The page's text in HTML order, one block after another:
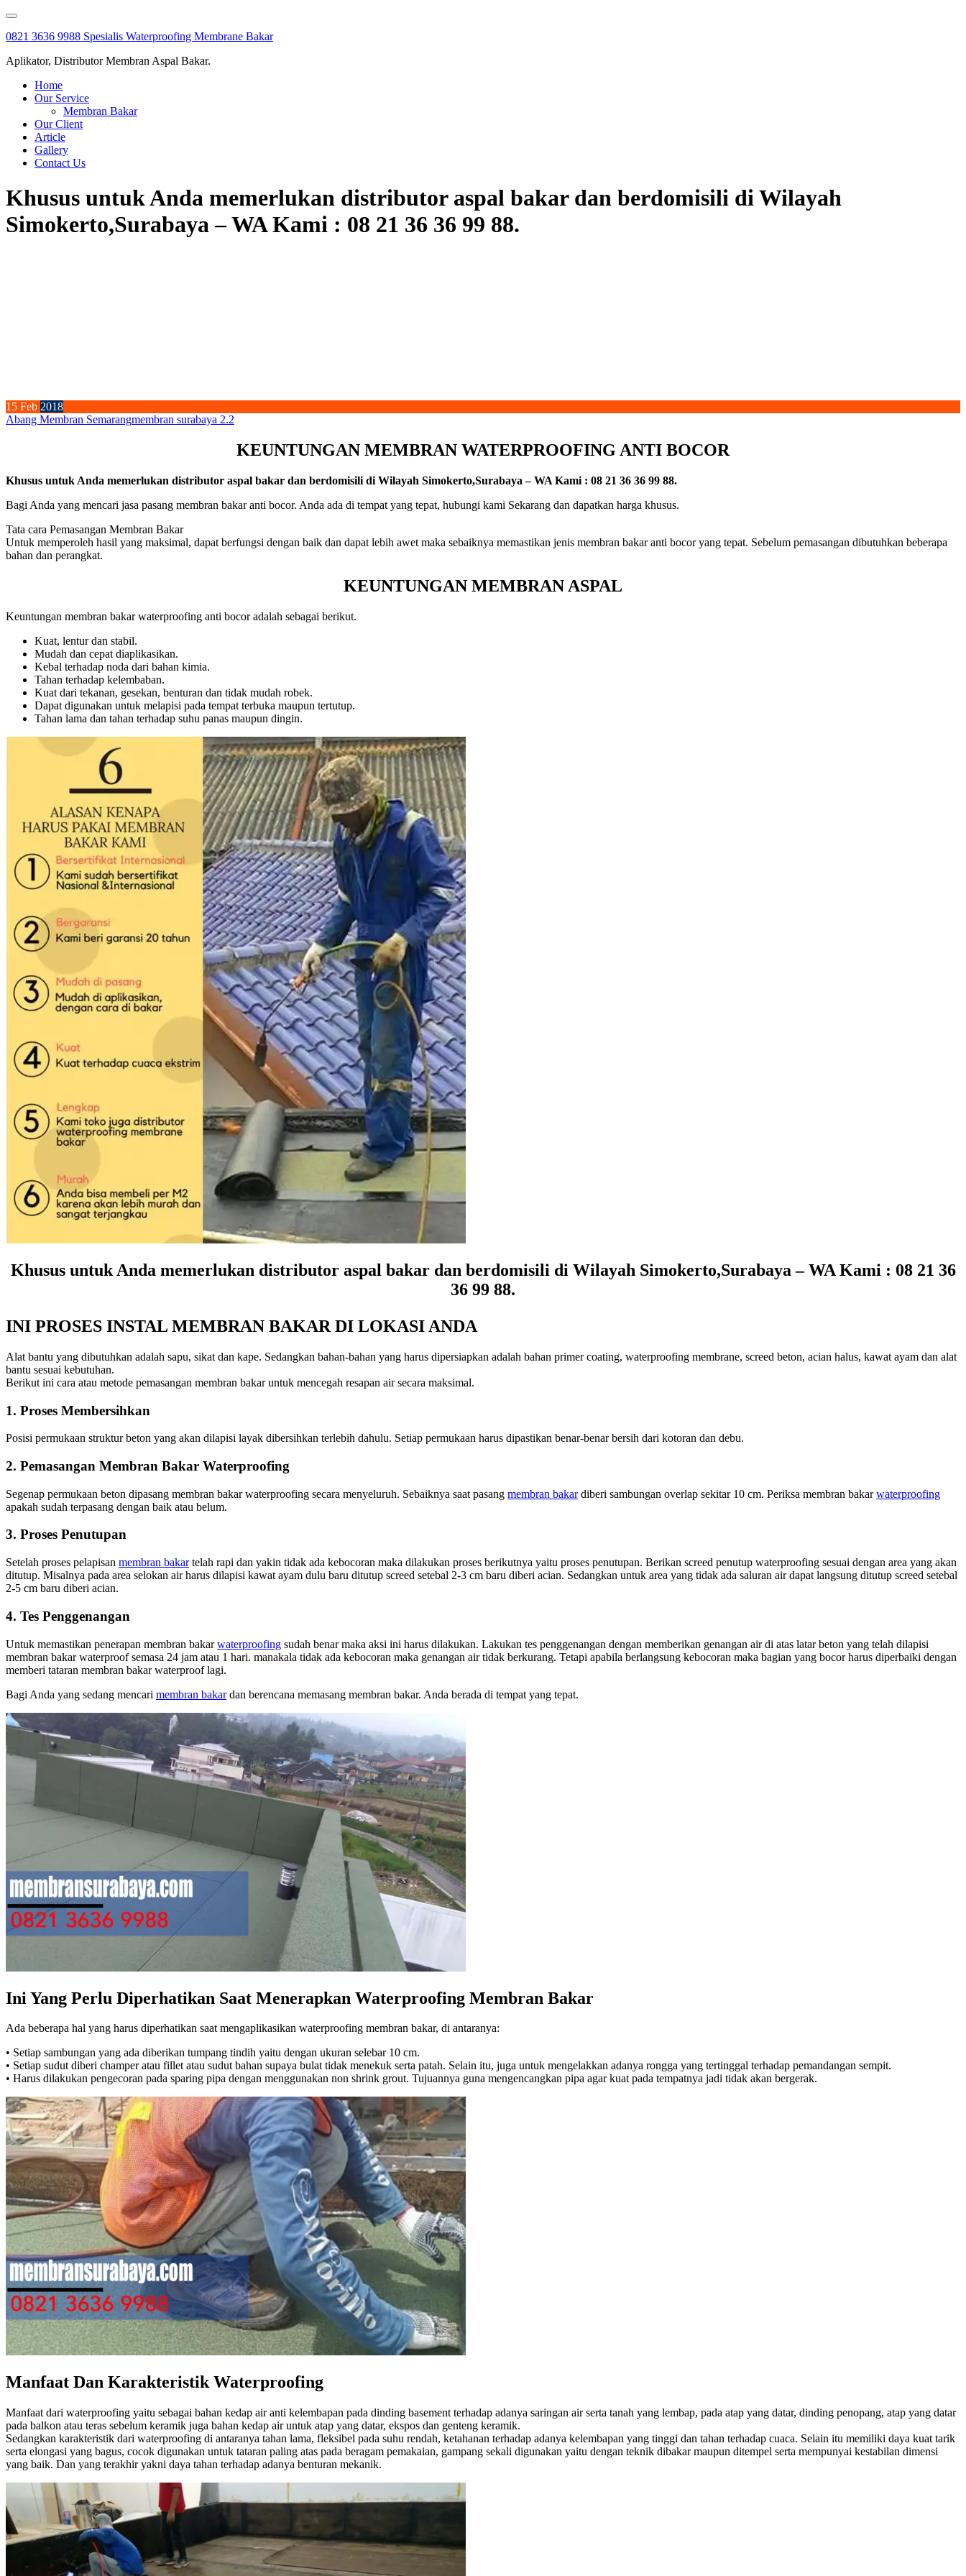
Skip
content
0821 3636 9988 Spesialis Waterproofing Membrane Bakar
Aplikator, Distributor Membran Aspal Bakar.
Home
Our Service
Membran Bakar
Our Client
Article
Gallery
Contact Us
Khusus untuk Anda memerlukan distributor aspal bakar dan berdomisili di Wilayah
Simokerto,Surabaya – WA Kami : 08 21 36 36 99 88.
15 Feb 2018
Abang Membran Semarangmembran surabaya 2.2
KEUNTUNGAN MEMBRAN WATERPROOFING ANTI BOCOR
Khusus untuk Anda memerlukan distributor aspal bakar dan berdomisili di Wilayah Simokerto,Surabaya – WA Kami : 08 21 36 36 99 88.
Bagi Anda yang mencari jasa pasang membran bakar anti bocor. Anda ada di tempat yang tepat, hubungi kami Sekarang dan dapatkan harga khusus.
Tata cara Pemasangan Membran Bakar
Untuk memperoleh hasil yang maksimal, dapat berfungsi dengan baik dan dapat lebih awet maka sebaiknya memastikan jenis membran bakar anti bocor yang tepat. Sebelum pemasangan dibutuhkan beberapa
bahan dan perangkat.
KEUNTUNGAN MEMBRAN ASPAL
Keuntungan membran bakar waterproofing anti bocor adalah sebagai berikut.
Kuat, lentur dan stabil.
Mudah dan cepat diaplikasikan.
Kebal terhadap noda dari bahan kimia.
Tahan terhadap kelembaban.
Kuat dari tekanan, gesekan, benturan dan tidak mudah robek.
Dapat digunakan untuk melapisi pada tempat terbuka maupun tertutup.
Tahan lama dan tahan terhadap suhu panas maupun dingin.
Khusus untuk Anda memerlukan distributor aspal bakar dan berdomisili di Wilayah Simokerto,Surabaya – WA Kami : 08 21 36
36 99 88.
INI PROSES INSTAL MEMBRAN BAKAR DI LOKASI ANDA
Alat bantu yang dibutuhkan adalah sapu, sikat dan kape. Sedangkan bahan-bahan yang harus dipersiapkan adalah bahan primer coating, waterproofing membrane, screed beton, acian halus, kawat ayam dan alat
bantu sesuai kebutuhan.
Berikut ini cara atau metode pemasangan membran bakar untuk mencegah resapan air secara maksimal.
1. Proses Membersihkan
Posisi permukaan struktur beton yang akan dilapisi layak dibersihkan terlebih dahulu. Setiap permukaan harus dipastikan benar-benar bersih dari kotoran dan debu.
2. Pemasangan Membran Bakar Waterproofing
Segenap permukaan beton dipasang membran bakar waterproofing secara menyeluruh. Sebaiknya saat pasang membran bakardiberi sambungan overlap sekitar 10 cm. Periksa membran bakarwaterproofing
apakah sudah terpasang dengan baik atau belum.
3. Proses Penutupan
Setelah proses pelapisan membran bakartelah rapi dan yakin tidak ada kebocoran maka dilakukan proses berikutnya yaitu proses penutupan. Berikan screed penutup waterproofing sesuai dengan area yang akan
ditutup. Misalnya pada area selokan air harus dilapisi kawat ayam dulu baru ditutup screed setebal 2-3 cm baru diberi acian. Sedangkan untuk area yang tidak ada saluran air dapat langsung ditutup screed setebal
2-5 cm baru diberi acian.
4. Tes Penggenangan
Untuk memastikan penerapan membran bakarwaterproofing sudah benar maka aksi ini harus dilakukan. Lakukan tes penggenangan dengan memberikan genangan air di atas latar beton yang telah dilapisi
membran bakar waterproof semasa 24 jam atau 1 hari. manakala tidak ada kebocoran maka genangan air tidak berkurang. Tetapi apabila berlangsung kebocoran maka bagian yang bocor harus diperbaiki dengan
memberi tataran membran bakar waterproof lagi.
Bagi Anda yang sedang mencari membran bakardan berencana memasang membran bakar. Anda berada di tempat yang tepat.
Ini Yang Perlu Diperhatikan Saat Menerapkan Waterproofing Membran Bakar
Ada beberapa hal yang harus diperhatikan saat mengaplikasikan waterproofing membran bakar, di antaranya:
• Setiap sambungan yang ada diberikan tumpang tindih yaitu dengan ukuran selebar 10 cm.
• Setiap sudut diberi champer atau fillet atau sudut bahan supaya bulat tidak menekuk serta patah. Selain itu, juga untuk mengelakkan adanya rongga yang tertinggal terhadap pemandangan sempit.
• Harus dilakukan pengecoran pada sparing pipa dengan menggunakan non shrink grout. Tujuannya guna mengencangkan pipa agar kuat pada tempatnya jadi tidak akan bergerak.
Manfaat Dan Karakteristik Waterproofing
Manfaat dari waterproofing yaitu sebagai bahan kedap air anti kelembapan pada dinding basement terhadap adanya saringan air serta tanah yang lembap, pada atap yang datar, dinding penopang, atap yang datar
pada balkon atau teras sebelum keramik juga bahan kedap air untuk atap yang datar, ekspos dan genteng keramik.
Sedangkan karakteristik dari waterproofing di antaranya tahan lama, fleksibel pada suhu rendah, ketahanan terhadap adanya kelembapan yang tinggi dan tahan terhadap cuaca. Selain itu memiliki daya kuat tarik
serta elongasi yang bagus, cocok digunakan untuk tataran paling atas pada beragam pemakaian, gampang sekali digunakan yaitu dengan teknik dibakar maupun ditempel serta mempunyai kestabilan dimensi
yang baik. Dan yang terakhir yakni daya tahan terhadap adanya benturan mekanik.